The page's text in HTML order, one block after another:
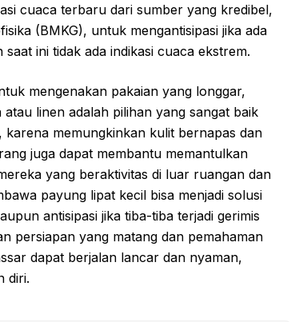
cuaca terbaru dari sumber yang kredibel,
(BMKG), untuk mengantisipasi jika ada
ini tidak ada indikasi cuaca ekstrem.
mengenakan pakaian yang longgar,
linen adalah pilihan yang sangat baik
memungkinkan kulit bernapas dan
juga dapat membantu memantulkan
yang beraktivitas di luar ruangan dan
payung lipat kecil bisa menjadi solusi
antisipasi jika tiba-tiba terjadi gerimis
persiapan yang matang dan pemahaman
dapat berjalan lancar dan nyaman,
diri.